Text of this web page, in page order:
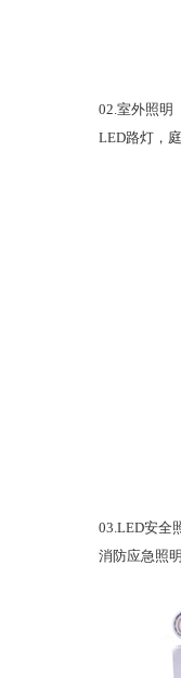
02.室外照明
LED路灯，庭
03.LED安全
消防应急照明